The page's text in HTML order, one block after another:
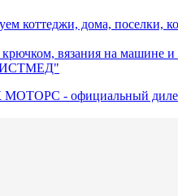
коттеджи, дома, поселки,
крючком, вязания на машине и
"ИСТМЕД"
- официальный